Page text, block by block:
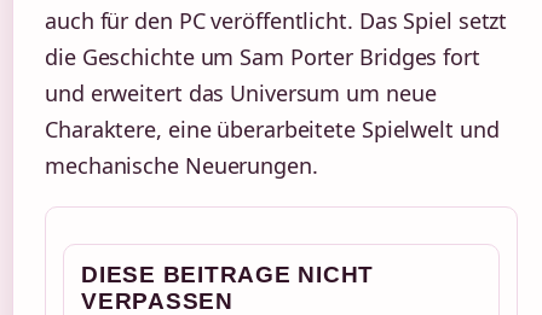
auch für den PC veröffentlicht. Das Spiel setzt
die Geschichte um Sam Porter Bridges fort
und erweitert das Universum um neue
Charaktere, eine überarbeitete Spielwelt und
mechanische Neuerungen.
DIESE BEITRAGE NICHT
VERPASSEN